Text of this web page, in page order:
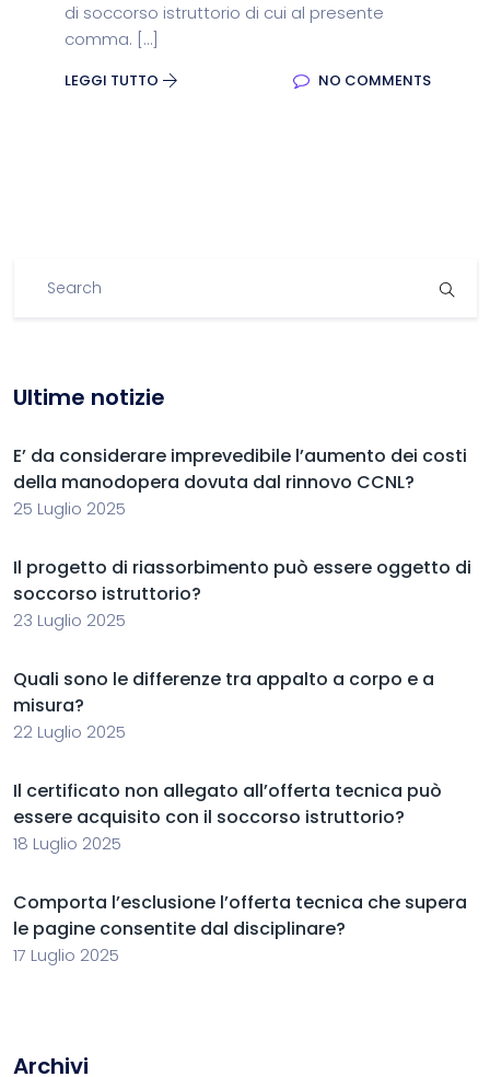
di soccorso istruttorio di cui al presente
comma. […]
LEGGI TUTTO NO COMMENTS
Ultime notizie
E’ da considerare imprevedibile l’aumento dei costi
della manodopera dovuta dal rinnovo CCNL?
25 Luglio 2025
Il progetto di riassorbimento può essere oggetto di
soccorso istruttorio?
23 Luglio 2025
Quali sono le differenze tra appalto a corpo e a
misura?
22 Luglio 2025
Il certificato non allegato all’offerta tecnica può
essere acquisito con il soccorso istruttorio?
18 Luglio 2025
Comporta l’esclusione l’offerta tecnica che supera
le pagine consentite dal disciplinare?
17 Luglio 2025
Archivi